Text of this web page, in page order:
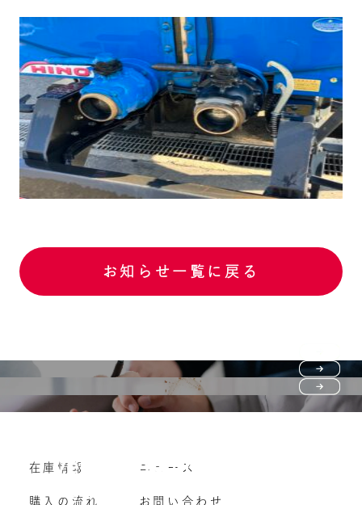
お知らせ一覧に戻る
購入の流れ
よくいただくご質問
Vehicle purchase
車両買い取り
在庫情報
購入の流れ
ニュース
お問い合わせ